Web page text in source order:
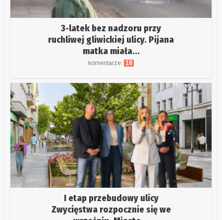
3-latek bez nadzoru przy
ruchliwej gliwickiej ulicy. Pijana
matka miała...
komentarze: 18
I etap przebudowy ulicy
Zwycięstwa rozpocznie się we